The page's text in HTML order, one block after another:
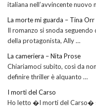
italiana nell’avvincente
La morte mi guarda – Tina
Il romanzo si snoda
della protagonista, Ally …
La cameriera – Nita Prose
Chiariamoci subito, così da
definire thriller è alquanto …
I morti del Carso
Ho letto �I morti del Carso�